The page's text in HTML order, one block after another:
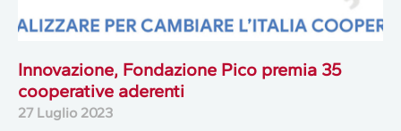
Innovazione, Fondazione Pico premia 35
cooperative aderenti
27 Luglio 2023